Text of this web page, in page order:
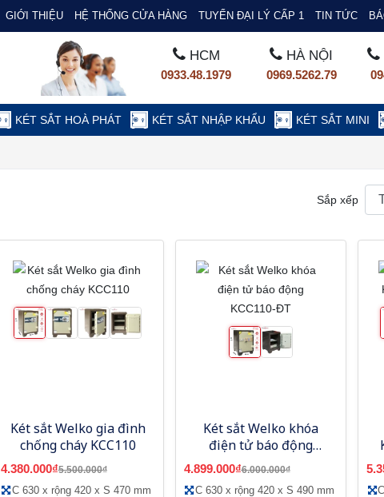
GIỚI THIỆU HỆ THỐNG CỬA HÀNG TUYỂN ĐẠI LÝ CẤP 1 TIN TỨC
HCM
0933.48.1979
HÀ NỘI
0969.5262.79
KÉT SẮT HOÀ PHÁT KÉT SẮT NHẬP KHẨU KÉT SẮT MINI
Sắp xếp
Két sắt Welko gia đình
chống cháy KCC110
4.380.000₫5.500.000₫
C 630 x rộng 420 x S 470 mm
Két sắt Welko khóa
điện tử báo động
KCC110-ĐT
4.899.000₫6.000.000₫
C 630 x rộng 420 x S 490 mm